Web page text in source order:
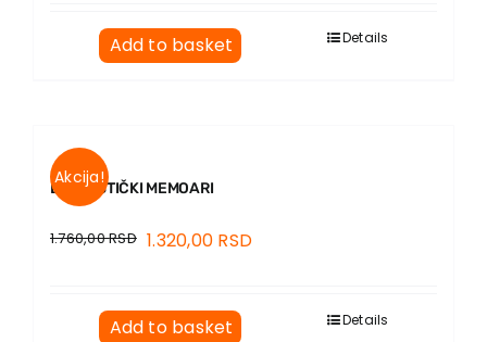
Add to basket Details
Akcija!
LINGVISTIČKI MEMOARI
1.760,00RSD 1.320,00 RSD
Add to basket Details